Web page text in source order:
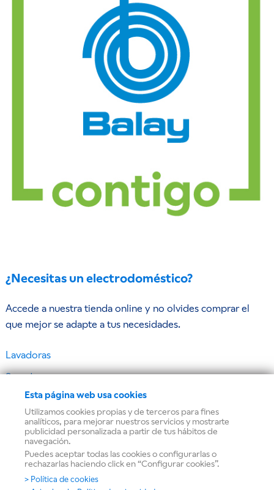
Esta página web usa cookies
Utilizamos cookies propias y de terceros para fines
analíticos, para mejorar nuestros servicios y mostrarte
publicidad personalizada a partir de tus hábitos de
navegación.
Puedes aceptar todas las cookies o configurarlas o
rechazarlas haciendo click en “Configurar cookies”.
> Política de cookies
¿Necesitas un electrodoméstico?
Accede a nuestra tienda online y no olvides comprar el
que mejor se adapte a tus necesidades.
Lavadoras
Secadoras
Frigoríficos y congeladores
Lavavajillas
Hornos
Microondas
Placas de cocina